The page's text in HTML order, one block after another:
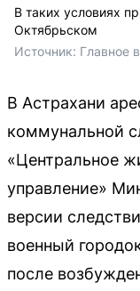
В таких условиях
Октябрьском
Источник: Главное
В Астрахани
коммунальной
«Центральное
управление»
версии
военный
после